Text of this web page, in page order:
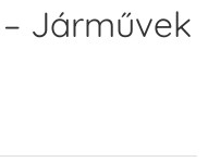
Járművek